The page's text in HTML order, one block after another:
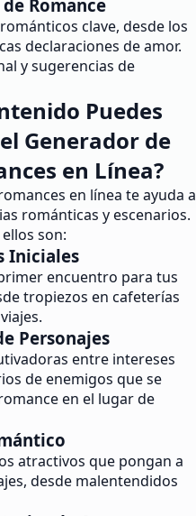
Romance
clave, desde los
declaraciones de amor.
y sugerencias de
Puedes
Generador de
en Línea?
en línea te ayuda a
románticas y escenarios.
son:
Iniciales
encuentro para tus
tropiezos en cafeterías
Personajes
entre intereses
de enemigos que se
en el lugar de
atractivos que pongan a
desde malentendidos